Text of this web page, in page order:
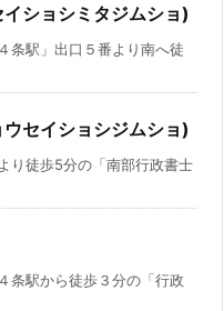
ショシミタジムショ)
条駅」出口５番より南へ徒
セイショシジムショ)
り徒歩5分の「南部行政書士
条駅から徒歩３分の「行政